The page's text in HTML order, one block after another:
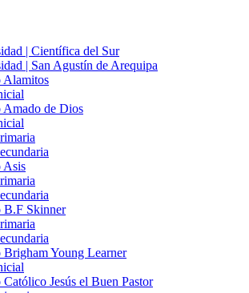
| Científica del Sur
| San Agustín de Arequipa
Alamitos
Amado de Dios
Asis
B.F Skinner
Brigham Young Learner
Jesús el Buen Pastor